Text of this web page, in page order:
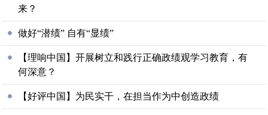
来？
做好“潜绩” 自有“显绩”
【理响中国】开展树立和践行正确政绩观学习教育，有
何深意？
【好评中国】为民实干，在担当作为中创造政绩